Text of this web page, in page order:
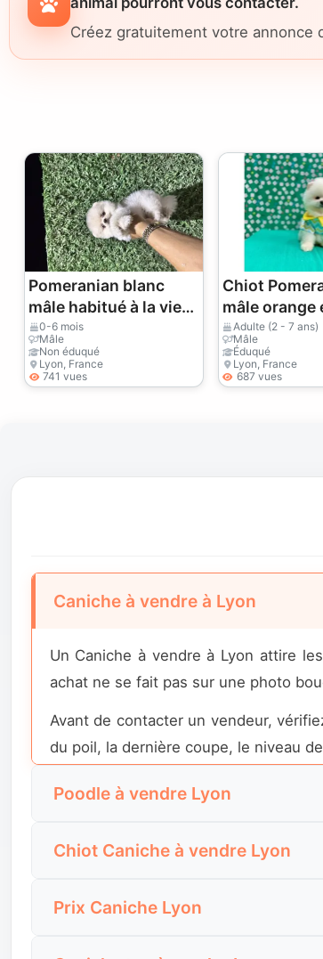
Créez gratuitement votre annonce
Pomeranian blanc
mâle habitué à la vie
familiale
0-6 mois
Mâle
Non éduqué
Lyon, France
741 vues
Chiot
mâle orange
familial
Adulte (2 - 7 ans)
Mâle
Éduqué
Lyon, France
687 vues
Caniche à vendre à Lyon
Un Caniche à vendre à Lyon attire
achat ne se fait pas sur une photo
Avant de contacter un vendeur,
du poil, la dernière coupe, le niveau
Poodle à vendre Lyon
l’intention est la même : trouver un
Le vendeur doit préciser s’il s’agit
Chiot Caniche à vendre Lyon
vraie éducation, une socialisation
Prix Caniche Lyon